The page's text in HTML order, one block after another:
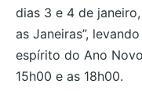
dias 3 e 4 de
as Janeiras”,
espírito do Ano
15h00 e as 18h00.